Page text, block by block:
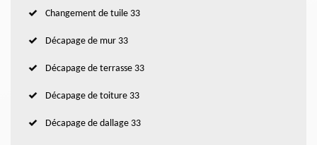
Changement de tuile 33
Décapage de mur 33
Décapage de terrasse 33
Décapage de toiture 33
Décapage de dallage 33